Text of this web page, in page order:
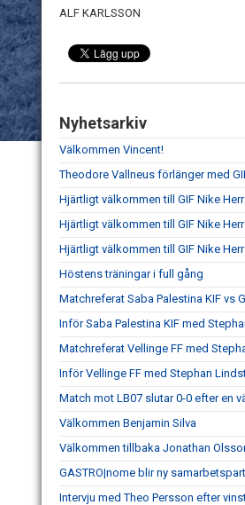
ALF KARLSSON
Nyhetsarkiv
Välkommen Vincent!
Theodore Vallneus förlänger med
Hjärtligt välkommen till GIF Nike
Hjärtligt välkommen till GIF Nike
Hjärtligt välkommen till GIF Nike
Höstens träningar i full gång
Matchreferat Saba Palestina KIF vs
Inför Saba Palestina KIF med
Matchreferat Vellinge FF med
Inför Vellinge FF med Stephan
Match mot LB07 slutar 0-0 efter en
Välkommen Benjamin Silva
Välkommen tillbaka Jonathan
GASTRO|nome blir ny
Intervju med Theo Persson efter